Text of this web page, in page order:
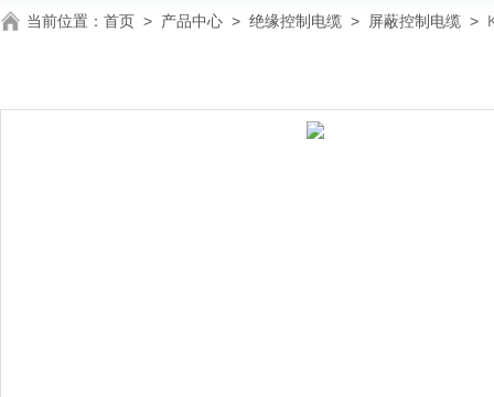
当前位置： 首页 > 产品中心 > 绝缘控制电缆 > 屏蔽控制电缆 >